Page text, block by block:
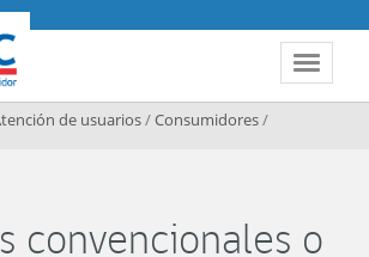
Toggle
de usuarios/Consumidores/
compartir
convencionales o